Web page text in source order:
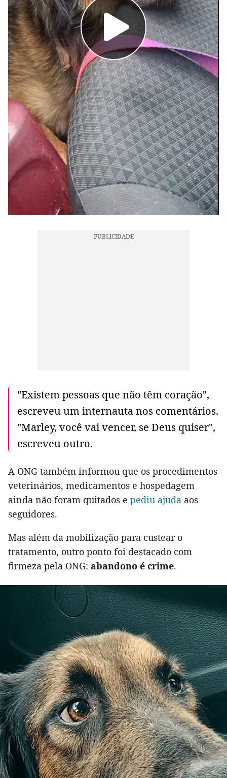
"Existem pessoas que não têm coração",
escreveu um internauta nos comentários.
"Marley, você vai vencer, se Deus quiser",
escreveu outro.
A ONG também informou que os procedimentos
veterinários, medicamentos e hospedagem
ainda não foram quitados e pediu ajuda aos
seguidores.
Mas além da mobilização para custear o
tratamento, outro ponto foi destacado com
firmeza pela ONG: abandono é crime.